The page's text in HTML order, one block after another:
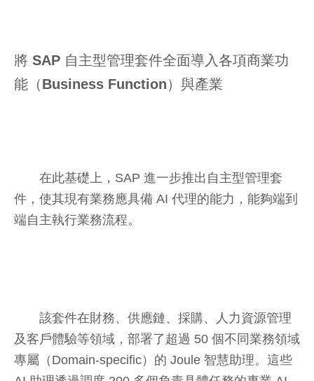
將 SAP 自主型管理套件全面導入各項商業功
能（Business Function）與產業
在此基礎上，SAP 進一步推出自主型管理套
件，使其現有業務應具備 AI 代理的能力，能夠端到
端自主執行業務流程。
該套件在財務、供應鏈、採購、人力資源管理
及客戶體驗等領域，部署了超過 50 個不同業務領域
專屬（Domain-specific）的 Joule 智慧助理。這些